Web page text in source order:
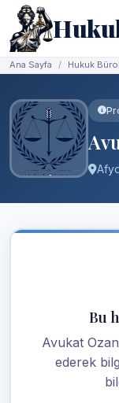
Ana Sayfa Hukuk
Bu
Avukat
ederek